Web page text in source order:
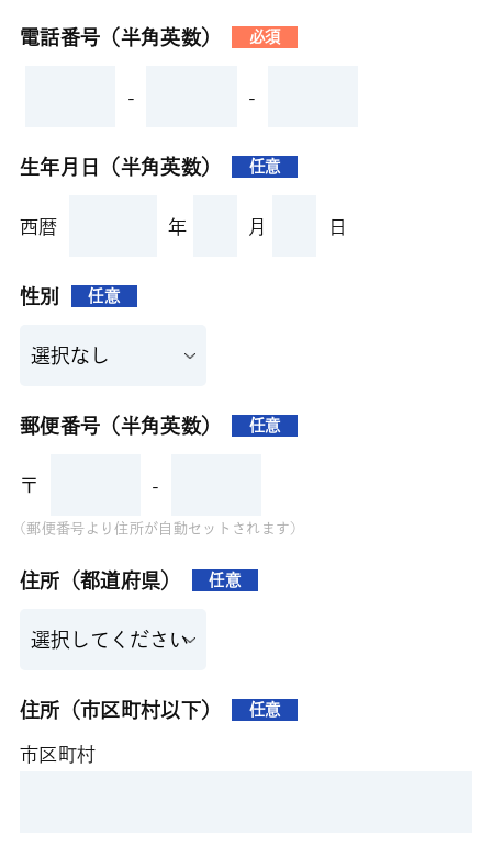
電話番号（半角英数） 必須
- -
生年月日（半角英数） 任意
西暦 年 月 日
性別 任意
郵便番号（半角英数） 任意
〒 -
(郵便番号より住所が自動セットされます)
住所（都道府県） 任意
住所（市区町村以下） 任意
市区町村